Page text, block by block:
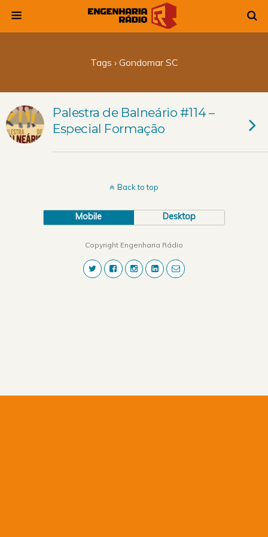
Tags › Gondomar SC
Palestra de Balneário #114 –
Especial Formação
Back to top
Mobile Desktop
Copyright Engenharia Rádio